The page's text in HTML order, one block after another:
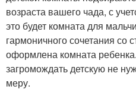
возраста вашего чада, с
это будет комната для
гармоничного сочетания со
оформлена комната
загромождать детскую не
меру.